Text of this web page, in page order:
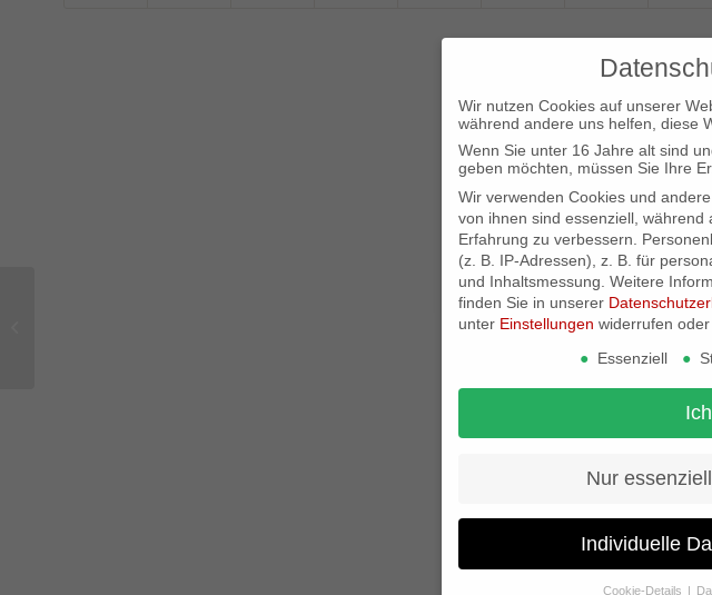
Wir nutzen Cookies auf unserer
während andere uns helfen, diese
Wenn Sie unter 16 Jahre alt sind
geben möchten, müssen Sie Ihre
Wir verwenden Cookies und
von ihnen sind essenziell,
Erfahrung zu verbessern.
(z. B. IP-Adressen), z. B. für
und Inhaltsmessung. Weitere
finden Sie in unserer
unter Einstellungen widerrufen oder
Essenziell
Nur
Individuelle
Cookie-Details